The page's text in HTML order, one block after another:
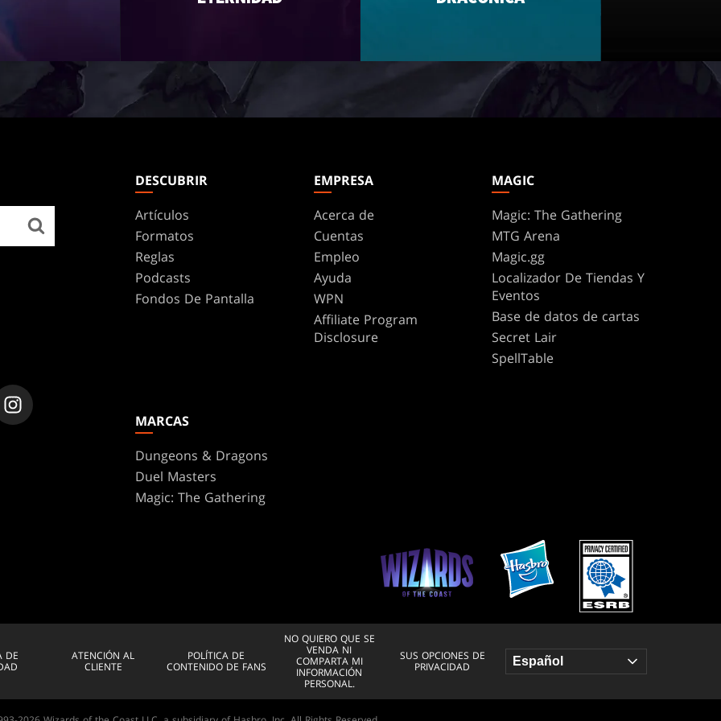
DESCUBRIR
Artículos
Formatos
Reglas
Podcasts
Fondos De Pantalla
EMPRESA
Acerca de
Cuentas
Empleo
Ayuda
WPN
Affiliate Program
Disclosure
MAGIC
Magic: The Gathering
MTG Arena
Magic.gg
Localizador De Tiendas Y
Eventos
Base de datos de cartas
Secret Lair
SpellTable
MARCAS
Dungeons & Dragons
Duel Masters
Magic: The Gathering
DE
ATENCIÓN AL
CLIENTE
POLÍTICA DE
CONTENIDO DE FANS
NO QUIERO QUE SE
VENDA NI
COMPARTA MI
INFORMACIÓN
PERSONAL.
SUS OPCIONES DE
PRIVACIDAD